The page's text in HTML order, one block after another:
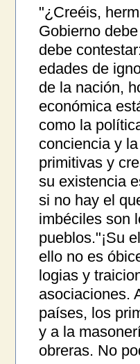
"¿Creéis,
Gobierno
debe
edades de
de la nación,
económica
como la
conciencia y
primitivas y
su existencia
si no hay el
imbéciles son
pueblos."¡Su
ello no es
logias y
asociaciones.
países, los
y a la
obreras. No